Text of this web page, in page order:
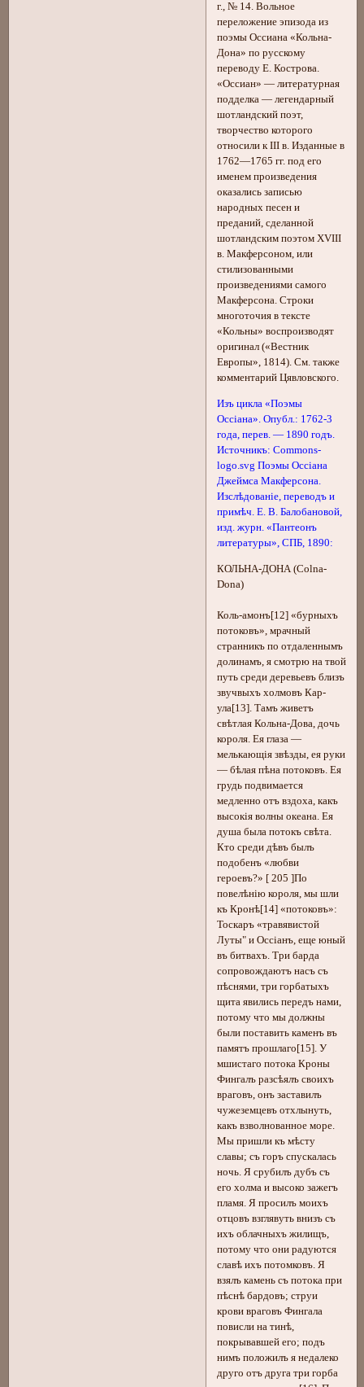
г., № 14. Вольное
переложение эпизода из
поэмы Оссиана «Кольна-
Дона» по русскому
переводу Е. Кострова.
«Оссиан» — литературная
подделка — легендарный
шотландский поэт,
творчество которого
относили к III в. Изданные в
1762—1765 гг. под его
именем произведения
оказались записью
народных песен и
преданий, сделанной
шотландским поэтом XVIII
в. Макферсоном, или
стилизованными
произведениями самого
Макферсона. Строки
многоточия в тексте
«Кольны» воспроизводят
оригинал («Вестник
Европы», 1814). См. также
комментарий Цявловского.
Изъ цикла «Поэмы
Оссіана». Опубл.: 1762-3
года, перев. — 1890 годъ.
Источникъ: Commons-
logo.svg Поэмы Оссіана
Джеймса Макферсона.
Изслѣдованіе, переводъ и
примѣч. Е. В. Балобановой,
изд. журн. «Пантеонъ
литературы», СПБ, 1890:
КОЛЬНА-ДОНА (Colna-
Dona)
Коль-амонъ[12] «бурныхъ
потоковъ», мрачный
странникъ по отдаленнымъ
долинамъ, я смотрю на твой
путь среди деревьевъ близъ
звучвыхъ холмовъ Кар-
ула[13]. Тамъ живетъ
свѣтлая Кольна-Дова, дочь
короля. Ея глаза —
мелькающія звѣзды, ея руки
— бѣлая пѣна потоковъ. Ея
грудь подвимается
медленно отъ вздоха, какъ
высокія волны океана. Ея
душа была потокъ свѣта.
Кто среди дѣвъ былъ
подобенъ «любви
героевъ?» [ 205 ]По
повелѣнію короля, мы шли
къ Кронѣ[14] «потоковъ»:
Тоскаръ «травявистой
Луты" и Оссіанъ, еще юный
въ битвахъ. Три барда
сопровождаютъ насъ съ
пѣснями, три горбатыхъ
щита явились передъ нами,
потому что мы должны
были поставить каменъ въ
памятъ прошлаго[15]. У
мшистаго потока Кроны
Фингалъ разсѣялъ своихъ
враговъ, онъ заставилъ
чужеземцевъ отхлынуть,
какъ взволнованное море.
Мы пришли къ мѣсту
славы; съ горъ спускалась
ночь. Я срубилъ дубъ съ
его холма и высоко зажегъ
пламя. Я просилъ моихъ
отцовъ взглявуть внизъ съ
ихъ облачныхъ жилищъ,
потому что они радуются
славѣ ихъ потомковъ. Я
взялъ камень съ потока при
пѣснѣ бардовъ; струи
крови враговъ Фингала
повисли на тинѣ,
покрывавшей его; подъ
нимъ положилъ я недалеко
друго отъ друга три горба